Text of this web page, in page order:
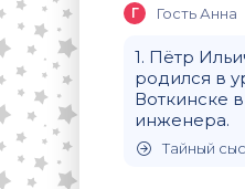
Г Гость Анна
1. Пётр
родился в
Воткинске
инженера.
Тайный